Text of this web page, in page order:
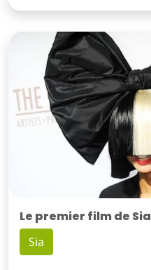
Le premier film de Sia
Sia